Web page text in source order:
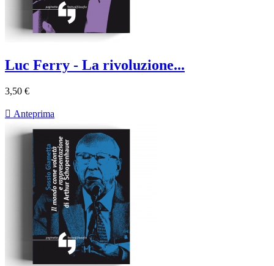
Luc Ferry - La rivoluzione...
3,50 €
 Anteprima